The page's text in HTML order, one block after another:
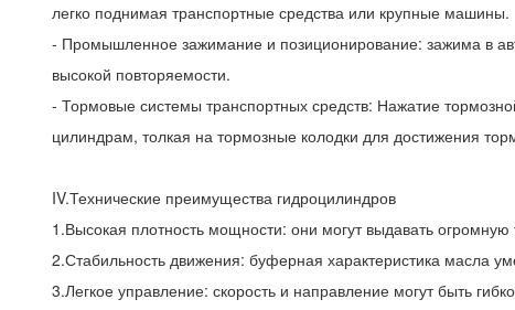
легко поднимая транспортные средства или крупные машины.
- Промышленное зажимание и позиционирование: зажима в
высокой повторяемости.
- Тормовые системы транспортных средств: Нажатие
цилиндрам, толкая на тормозные колодки для достижения
IV.Технические преимущества гидроцилиндров
1.Высокая плотность мощности: они могут выдавать
2.Стабильность движения: буферная характеристика масла
3.Легкое управление: скорость и направление могут быть